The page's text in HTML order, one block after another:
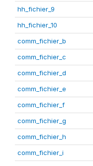
hh_fichier_9
hh_fichier_10
comm_fichier_b
comm_fichier_c
comm_fichier_d
comm_fichier_e
comm_fichier_f
comm_fichier_g
comm_fichier_h
comm_fichier_i